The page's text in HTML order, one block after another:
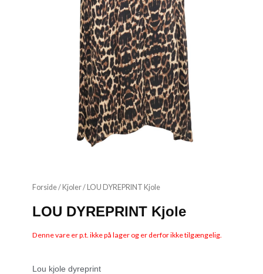
Forside/ Kjoler/ LOU DYREPRINT Kjole
LOU DYREPRINT Kjole
Denne vare er p.t. ikke på lager og er derfor ikke tilgængelig.
Lou kjole dyreprint